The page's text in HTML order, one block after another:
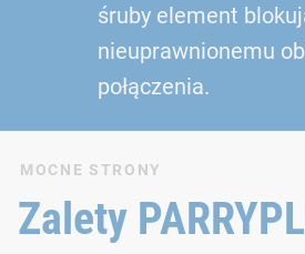
śruby element
nieuprawnionemu
połączenia.
MOCNE STRONY
Zalety